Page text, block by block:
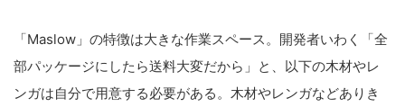
「Maslow」の特徴は大きな作業スペース。開発者いわく「全
部パッケージにしたら送料大変だから」と、以下の木材やレ
ンガは自分で用意する必要がある。木材やレンガなどありき